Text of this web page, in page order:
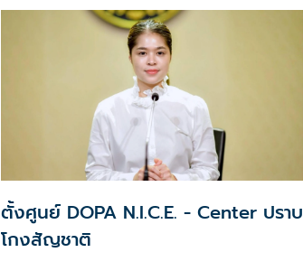
ชายแดน
ตั้งศูนย์ DOPA N.I.C.E. - Center ปราบ
โกงสัญชาติ